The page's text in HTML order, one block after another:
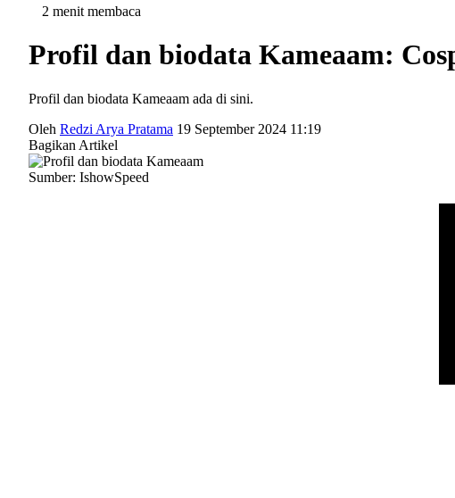
2 menit membaca
Profil dan biodata Kameaam:
Profil dan biodata Kameaam ada di sini.
Oleh Redzi Arya Pratama 19 September 2024 11:19
Bagikan Artikel
Sumber: IshowSpeed